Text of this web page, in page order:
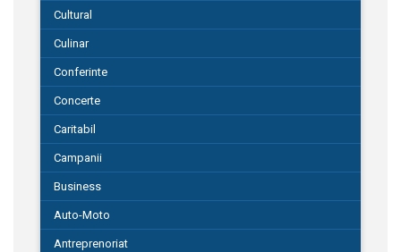
Cultural
Culinar
Conferinte
Concerte
Caritabil
Campanii
Business
Auto-Moto
Antreprenoriat